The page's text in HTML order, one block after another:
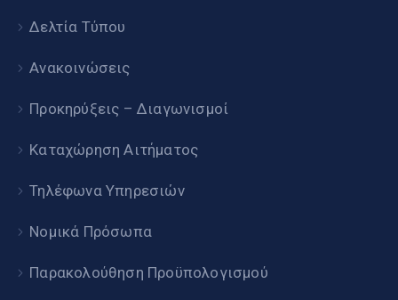
Δελτία Τύπου
Ανακοινώσεις
Προκηρύξεις – Διαγωνισμοί
Καταχώρηση Αιτήματος
Τηλέφωνα Υπηρεσιών
Νομικά Πρόσωπα
Παρακολούθηση Προϋπολογισμού